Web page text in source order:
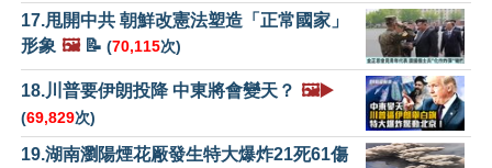
17.甩開中共 朝鮮改憲法塑造「正常國家」
形象 🖼️📝 (70,115次)
18.川普要伊朗投降 中東將會變天？ 🖼️▶️
(69,829次)
19.湖南瀏陽煙花厰發生特大爆炸21死61傷